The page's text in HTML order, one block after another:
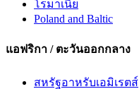
โรมาเนีย
Poland and Baltic
แอฟริกา / ตะวันออกกลาง
สหรัฐอาหรับเอมิเรตส์